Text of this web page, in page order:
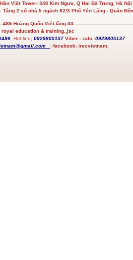
Việt Tower- 348 Kim Ngưu, Q Hai Bà Trưng, Hà Nội
Tầng 2 số nhà 5 ngách 82/3 Phố Yên Lãng - Quận
489 Hoàng Quốc Việt tầng 03
royal education & training.,jsc
Hot line; 0929805137 Viber - zalo :0929805137
:facebook: irecvietnam,